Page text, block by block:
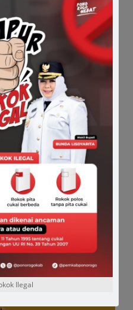
Depan
DPRD, Sunarto
Tak Penuhi
Korban Penganiayaan
Polisi
Ilegal